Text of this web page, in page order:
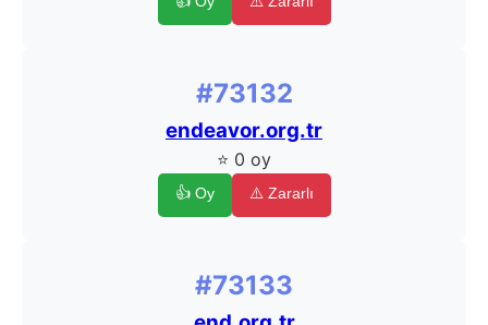
#73132
endeavor.org.tr
⭐ 0 oy
👍 Oy ⚠️ Zararlı
#73133